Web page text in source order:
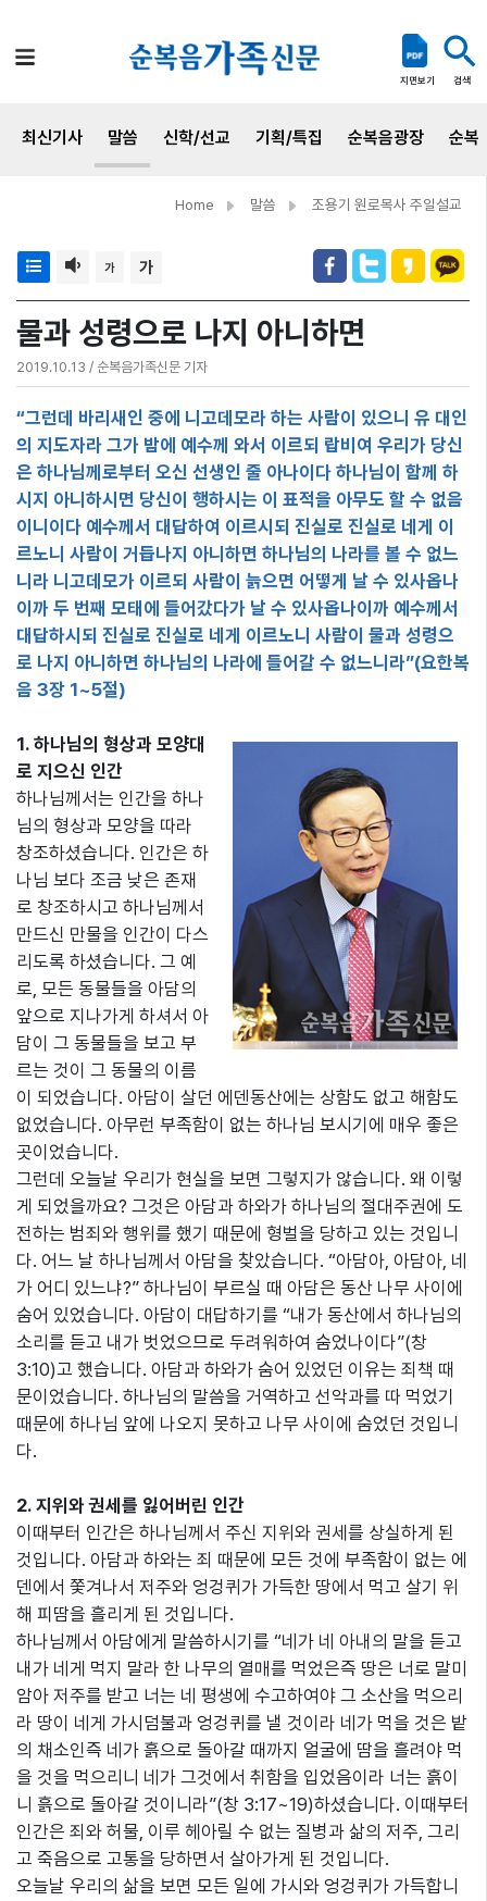
지면보기 검색
최신기사 말씀 신학/선교 기획/특집 순복음광장 순복
Home 말씀 조용기 원로목사 주일설교
가 가
물과 성령으로 나지 아니하면
2019.10.13 / 순복음가족신문 기자
“그런데 바리새인 중에 니고데모라 하는 사람이 있으니 유 대인
의 지도자라 그가 밤에 예수께 와서 이르되 랍비여 우리가 당신
은 하나님께로부터 오신 선생인 줄 아나이다 하나님이 함께 하
시지 아니하시면 당신이 행하시는 이 표적을 아무도 할 수 없음
이니이다 예수께서 대답하여 이르시되 진실로 진실로 네게 이
르노니 사람이 거듭나지 아니하면 하나님의 나라를 볼 수 없느
니라 니고데모가 이르되 사람이 늙으면 어떻게 날 수 있사옵나
이까 두 번째 모태에 들어갔다가 날 수 있사옵나이까 예수께서
대답하시되 진실로 진실로 네게 이르노니 사람이 물과 성령으
로 나지 아니하면 하나님의 나라에 들어갈 수 없느니라”(요한복
음 3장 1~5절)
1. 하나님의 형상과 모양대
로 지으신 인간
하나님께서는 인간을 하나
님의 형상과 모양을 따라
창조하셨습니다. 인간은 하
나님 보다 조금 낮은 존재
로 창조하시고 하나님께서
만드신 만물을 인간이 다스
리도록 하셨습니다. 그 예
로, 모든 동물들을 아담의
앞으로 지나가게 하셔서 아
담이 그 동물들을 보고 부
르는 것이 그 동물의 이름
이 되었습니다. 아담이 살던 에덴동산에는 상함도 없고 해함도
없었습니다. 아무런 부족함이 없는 하나님 보시기에 매우 좋은
곳이었습니다.
그런데 오늘날 우리가 현실을 보면 그렇지가 않습니다. 왜 이렇
게 되었을까요? 그것은 아담과 하와가 하나님의 절대주권에 도
전하는 범죄와 행위를 했기 때문에 형벌을 당하고 있는 것입니
다. 어느 날 하나님께서 아담을 찾았습니다. “아담아, 아담아, 네
가 어디 있느냐?” 하나님이 부르실 때 아담은 동산 나무 사이에
숨어 있었습니다. 아담이 대답하기를 “내가 동산에서 하나님의
소리를 듣고 내가 벗었으므로 두려워하여 숨었나이다”(창
3:10)고 했습니다. 아담과 하와가 숨어 있었던 이유는 죄책 때
문이었습니다. 하나님의 말씀을 거역하고 선악과를 따 먹었기
때문에 하나님 앞에 나오지 못하고 나무 사이에 숨었던 것입니
다.
2. 지위와 권세를 잃어버린 인간
이때부터 인간은 하나님께서 주신 지위와 권세를 상실하게 된
것입니다. 아담과 하와는 죄 때문에 모든 것에 부족함이 없는 에
덴에서 쫓겨나서 저주와 엉겅퀴가 가득한 땅에서 먹고 살기 위
해 피땀을 흘리게 된 것입니다.
하나님께서 아담에게 말씀하시기를 “네가 네 아내의 말을 듣고
내가 네게 먹지 말라 한 나무의 열매를 먹었은즉 땅은 너로 말미
암아 저주를 받고 너는 네 평생에 수고하여야 그 소산을 먹으리
라 땅이 네게 가시덤불과 엉겅퀴를 낼 것이라 네가 먹을 것은 밭
의 채소인즉 네가 흙으로 돌아갈 때까지 얼굴에 땀을 흘려야 먹
을 것을 먹으리니 네가 그것에서 취함을 입었음이라 너는 흙이
니 흙으로 돌아갈 것이니라”(창 3:17~19)하셨습니다. 이때부터
인간은 죄와 허물, 이루 헤아릴 수 없는 질병과 삶의 저주, 그리
고 죽음으로 고통을 당하면서 살아가게 된 것입니다.
오늘날 우리의 삶을 보면 모든 일에 가시와 엉겅퀴가 가득합니